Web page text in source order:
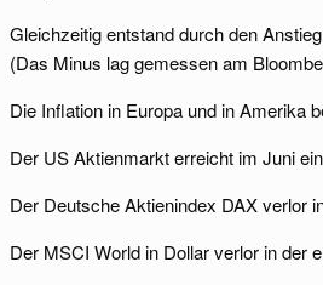
Gleichzeitig entstand durch den
(Das Minus lag gemessen am
Die Inflation in Europa und in Amerika
Der US Aktienmarkt erreicht im Juni
Der Deutsche Aktienindex DAX verlor
Der MSCI World in Dollar verlor in der